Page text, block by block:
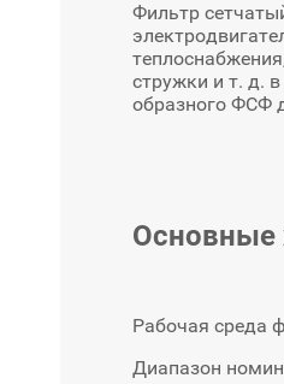
Фильтр
стружки и т. д.
образного ФСФ
Основные
Рабочая среда
Диапазон